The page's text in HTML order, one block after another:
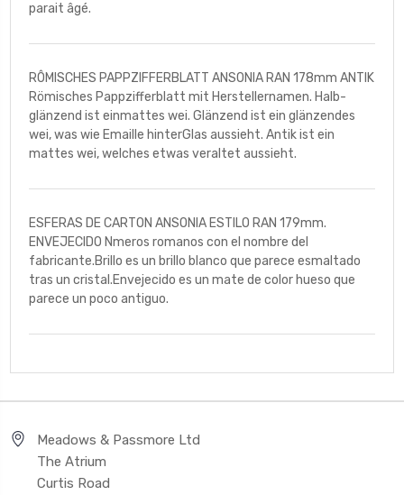
parait âgé.
RÔMISCHES PAPPZIFFERBLATT ANSONIA RAN 178mm ANTIK
Römisches Pappzifferblatt mit Herstellernamen. Halb-
glänzend ist einmattes wei. Glänzend ist ein glänzendes
wei, was wie Emaille hinterGlas aussieht. Antik ist ein
mattes wei, welches etwas veraltet aussieht.
ESFERAS DE CARTON ANSONIA ESTILO RAN 179mm.
ENVEJECIDO Nmeros romanos con el nombre del
fabricante.Brillo es un brillo blanco que parece esmaltado
tras un cristal.Envejecido es un mate de color hueso que
parece un poco antiguo.
Meadows & Passmore Ltd
The Atrium
Curtis Road